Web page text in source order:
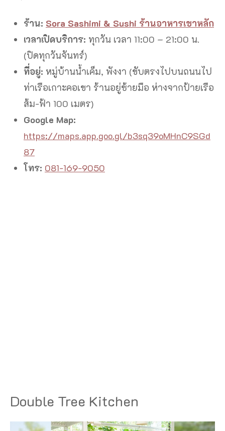
ร้าน: Sora Sashimi & Sushi ร้านอาหารเขาหลัก
เวลาเปิดบริการ: ทุกวัน เวลา 11:00 – 21:00 น.
(ปิดทุกวันจันทร์)
ที่อยู่: หมู่บ้านน้ำเค็ม, พังงา (ขับตรงไปบนถนนไป
ท่าเรือเกาะคอเขา ร้านอยู่ซ้ายมือ ห่างจากป้ายเรือ
ส้ม-ฟ้า 100 เมตร)
Google Map:
https://maps.app.goo.gl/b3sq39oMHnC9SGd
87
โทร: 081-169-9050
Double Tree Kitchen